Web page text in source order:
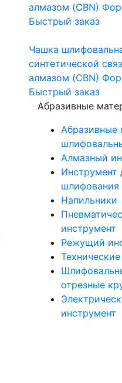
алмазом (CBN)
Быстрый заказ
Чашка
синтетической
алмазом (CBN)
Быстрый заказ
Абразивные
Абразивные
Алмазный
Инструмент
шлифования
Напильники
инструмент
Режущий
отрезные
инструмент